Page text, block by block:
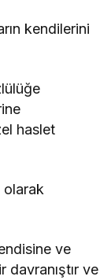
kendilerini
haslet
olarak
ve
davranıştır ve